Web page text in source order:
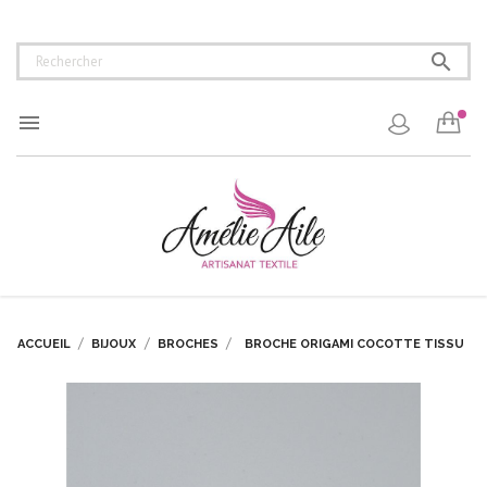


ACCUEIL BIJOUX BROCHES BROCHE ORIGAMI COCOTTE TISSU